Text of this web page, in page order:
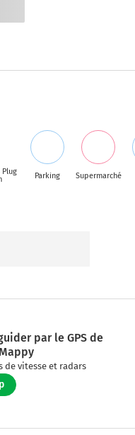
Plug
Parking Supermarché
par le GPS de
de vitesse et radars